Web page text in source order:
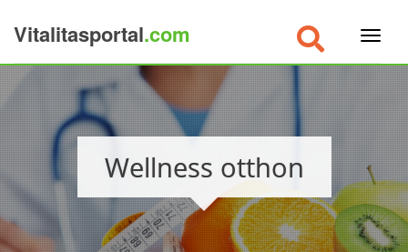
Vitalitasportal.com
Wellness otthon
×